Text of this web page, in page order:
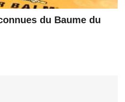
du Baume du